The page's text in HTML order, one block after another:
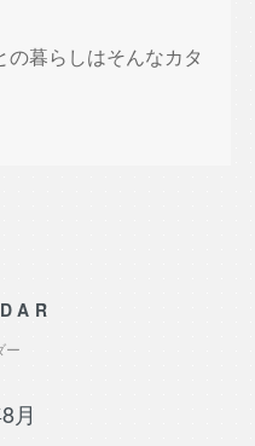
暮らしはそんなカタ
ー
月